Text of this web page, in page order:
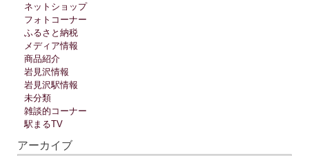
ネットショップ
フォトコーナー
ふるさと納税
メディア情報
商品紹介
岩見沢情報
岩見沢駅情報
未分類
雑談的コーナー
駅まるTV
アーカイブ